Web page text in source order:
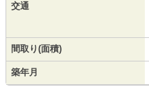
交通
間取り(面積)
築年月